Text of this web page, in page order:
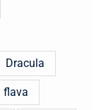
Dracula
flava